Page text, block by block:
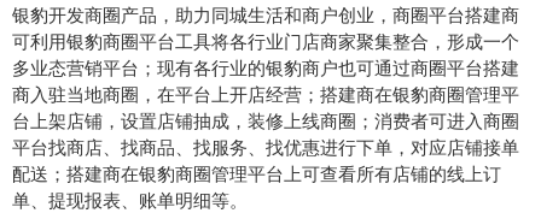
银豹开发商圈产品，助力同城生活和商户创业，商圈平台搭建商
可利用银豹商圈平台工具将各行业门店商家聚集整合，形成一个
多业态营销平台；现有各行业的银豹商户也可通过商圈平台搭建
商入驻当地商圈，在平台上开店经营；搭建商在银豹商圈管理平
台上架店铺，设置店铺抽成，装修上线商圈；消费者可进入商圈
平台找商店、找商品、找服务、找优惠进行下单，对应店铺接单
配送；搭建商在银豹商圈管理平台上可查看所有店铺的线上订
单、提现报表、账单明细等。